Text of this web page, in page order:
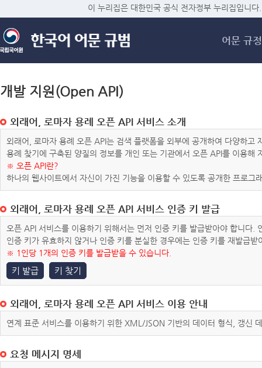
메
이 누리집은 대한민국 공식 전자정부 누리집입니다.
어문 규정
개발 지원(Open API)
외래어, 로마자 용례 오픈 API 서비스 소개
외래어, 로마자 용례 오픈 API는 검색 플랫폼을 외부에 공개하여 다양하
용례 찾기에 구축된 양질의 정보를 개인 또는 기관에서 오픈 API를 이용해
※ 오픈 API란?
하나의 웹사이트에서 자신이 가진 기능을 이용할 수 있도록 공개한 프로그
외래어, 로마자 용례 오픈 API 서비스 인증 키 발급
오픈 API 서비스를 이용하기 위해서는 먼저 인증 키를 발급받아야 합니다
인증 키가 유효하지 않거나 인증 키를 분실한 경우에는 인증 키를 재발급받
※ 1인당 1개의 인증 키를 발급받을 수 있습니다.
키 발급 키 찾기
외래어, 로마자 용례 오픈 API 서비스 이용 안내
연계 표준 서비스를 이용하기 위한 XML/JSON 기반의 데이터 형식, 갱신
요청 메시지 명세